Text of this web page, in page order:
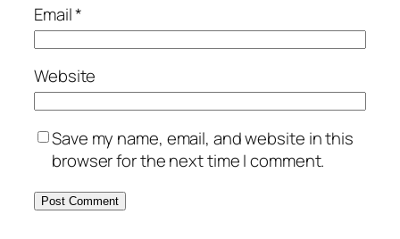
Email*
Website
Save my name, email, and website in this
browser for the next time I comment.